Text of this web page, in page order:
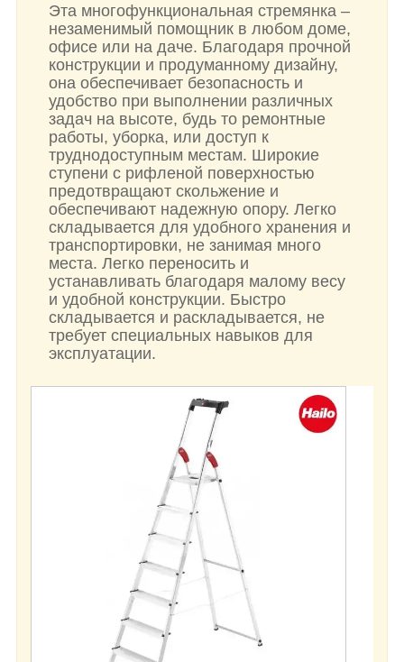
Эта многофункциональная стремянка –
незаменимый помощник в любом доме,
офисе или на даче. Благодаря прочной
конструкции и продуманному дизайну,
она обеспечивает безопасность и
удобство при выполнении различных
задач на высоте, будь то ремонтные
работы, уборка, или доступ к
труднодоступным местам. Широкие
ступени с рифленой поверхностью
предотвращают скольжение и
обеспечивают надежную опору. Легко
складывается для удобного хранения и
транспортировки, не занимая много
места. Легко переносить и
устанавливать благодаря малому весу
и удобной конструкции. Быстро
складывается и раскладывается, не
требует специальных навыков для
эксплуатации.